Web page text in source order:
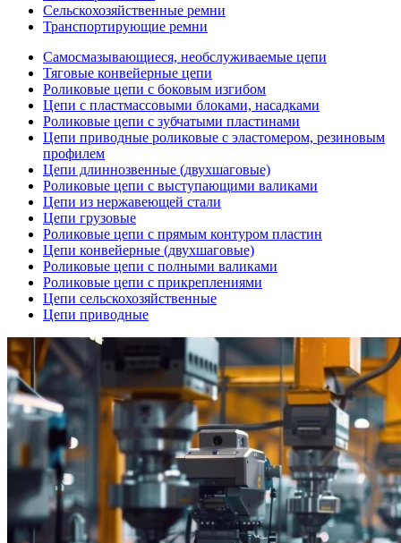
Сельскохозяйственные ремни
Транспортирующие ремни
Самосмазывающиеся, необслуживаемые цепи
Тяговые конвейерные цепи
Роликовые цепи с боковым изгибом
Цепи с пластмассовыми блоками, насадками
Роликовые цепи с зубчатыми пластинами
Цепи приводные роликовые с эластомером, резиновым
профилем
Цепи длиннозвенные (двухшаговые)
Роликовые цепи с выступающими валиками
Цепи из нержавеющей стали
Цепи грузовые
Роликовые цепи с прямым контуром пластин
Цепи конвейерные (двухшаговые)
Роликовые цепи с полными валиками
Роликовые цепи с прикреплениями
Цепи сельскохозяйственные
Цепи приводные